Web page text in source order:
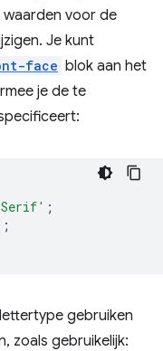
voor de
Je kunt
face blok aan het
je de te
;
gebruiken
zoals gebruikelijk: